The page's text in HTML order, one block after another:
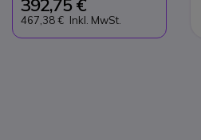
392,75 €
467,38 € Inkl. MwSt.